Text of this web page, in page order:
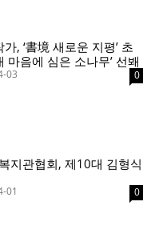
, ‘書境 새로운 지평’ 초
마음에 심은 소나무’ 선봬
03 0
지관협회, 제10대 김형식
01 0